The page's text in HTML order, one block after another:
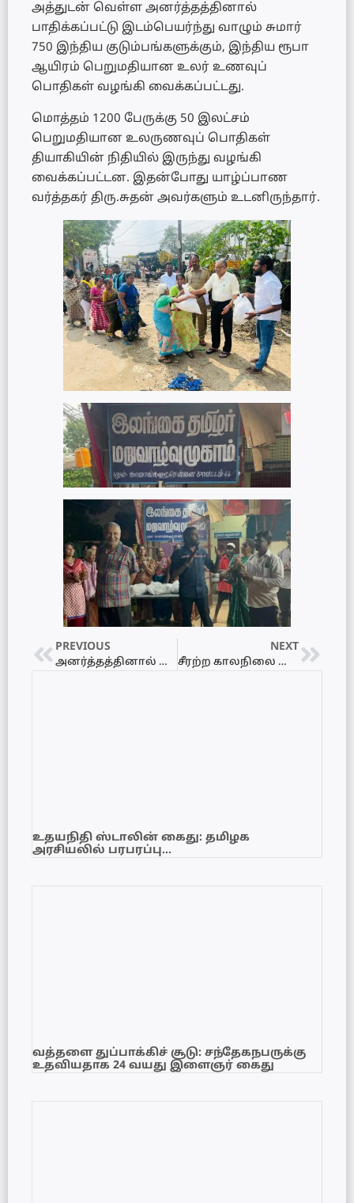
அத்துடன் வெள்ள அனர்த்தத்தினால்
பாதிக்கப்பட்டு இடம்பெயர்ந்து வாழும் சுமார்
750 இந்திய குடும்பங்களுக்கும், இந்திய ரூபா
ஆயிரம் பெறுமதியான உலர் உணவுப்
பொதிகள் வழங்கி வைக்கப்பட்டது.
மொத்தம் 1200 பேருக்கு 50 இலட்சம்
பெறுமதியான உலருணவுப் பொதிகள்
தியாகியின் நிதியில் இருந்து வழங்கி
வைக்கப்பட்டன. இதன்போது யாழ்ப்பாண
வர்த்தகர் திரு.சுதன் அவர்களும் உடனிருந்தார்.
PREVIOUS
அனர்த்தத்தினால் பாதிக்கப்பட்ட 170 பேருக்கு உலர் உணவு பொருட்கள் வழங்கி வைப்பு
NEXT
சீரற்ற காலநிலை காரணமாக பாதிக்கப்பட்ட தேவன் பிட்டி கிராமத்தில் உள்ள 200 குடும்பங்களுக்கு உலர் உணவு பொதிகள் வழங்கி வைப்பு
உதயநிதி ஸ்டாலின் கைது: தமிழக
அரசியலில் பரபரப்பு…
வத்தளை துப்பாக்கிச் சூடு: சந்தேகநபருக்கு
உதவியதாக 24 வயது இளைஞர் கைது